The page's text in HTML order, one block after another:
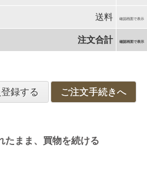
送料 確認画面で表示
注文合計 確認画面で表示
録する ご注文手続きへ
たまま、買物を続ける